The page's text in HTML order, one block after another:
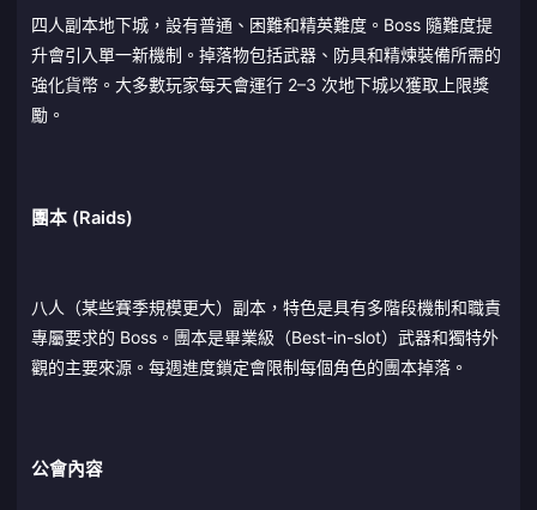
四人副本地下城，設有普通、困難和精英難度。Boss 隨難度提
升會引入單一新機制。掉落物包括武器、防具和精煉裝備所需的
強化貨幣。大多數玩家每天會運行 2–3 次地下城以獲取上限獎
勵。
團本 (Raids)
八人（某些賽季規模更大）副本，特色是具有多階段機制和職責
專屬要求的 Boss。團本是畢業級（Best-in-slot）武器和獨特外
觀的主要來源。每週進度鎖定會限制每個角色的團本掉落。
公會內容